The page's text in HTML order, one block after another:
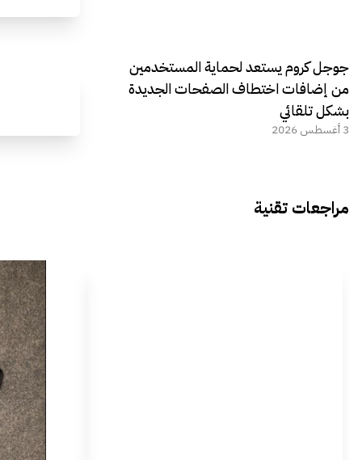
جوجل كروم يستعد لحماية المستخدمين
من إضافات اختطاف الصفحات الجديدة
بشكل تلقائي
3 أغسطس 2026
مراجعات تقنية